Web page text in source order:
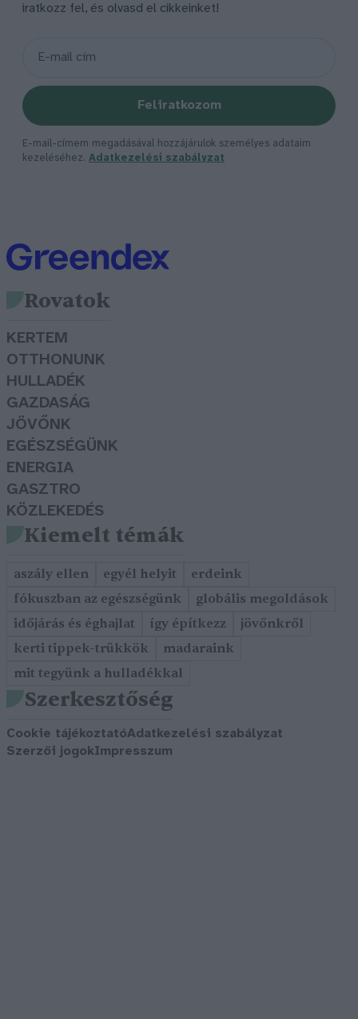
iratkozz fel, és olvasd el cikkeinket!
Feliratkozom
E-mail-címem megadásával hozzájárulok személyes adataim
kezeléséhez. Adatkezelési szabályzat
Rovatok
KERTEM
OTTHONUNK
HULLADÉK
GAZDASÁG
JÖVŐNK
EGÉSZSÉGÜNK
ENERGIA
GASZTRO
KÖZLEKEDÉS
Kiemelt témák
aszály ellen egyél helyit
erdeink
fókuszban az egészségünk
globális megoldások
időjárás és éghajlat
így építkezz
jövőnkről
kerti tippek-trükkök
madaraink
mit tegyünk a hulladékkal
Szerkesztőség
Cookie tájékoztatóAdatkezelési szabályzat
Szerzői jogokImpresszum